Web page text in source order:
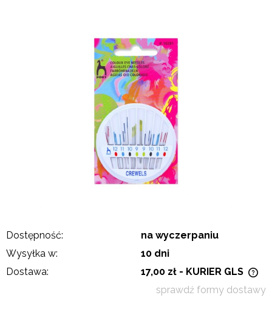
Dostępność:
na wyczerpaniu
Wysyłka w:
10 dni
Dostawa:
17,00 zł - KURIER GLS
sprawdź formy dostawy